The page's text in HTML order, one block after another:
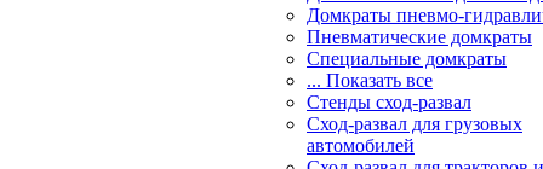
Домкраты пневмо-
Пневматические домкраты
Специальные домкраты
... Показать все
Стенды сход-развал
Сход-развал для грузовых
автомобилей